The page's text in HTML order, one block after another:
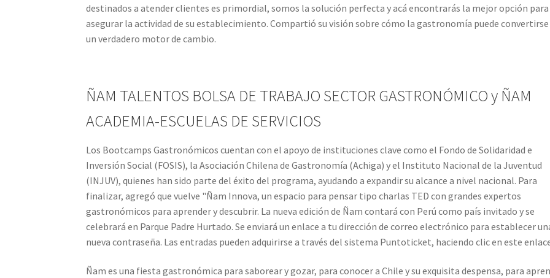
destinados a atender clientes es primordial, somos la solución perfecta y acá encontrarás la mejor opción para
asegurar la actividad de su establecimiento. Compartió su visión sobre cómo la gastronomía puede convertirse
un verdadero motor de cambio.
ÑAM TALENTOS BOLSA DE TRABAJO SECTOR GASTRONÓMICO y ÑAM
ACADEMIA-ESCUELAS DE SERVICIOS
Los Bootcamps Gastronómicos cuentan con el apoyo de instituciones clave como el Fondo de Solidaridad e
Inversión Social (FOSIS), la Asociación Chilena de Gastronomía (Achiga) y el Instituto Nacional de la Juventud
(INJUV), quienes han sido parte del éxito del programa, ayudando a expandir su alcance a nivel nacional. Para
finalizar, agregó que vuelve "Ñam Innova, un espacio para pensar tipo charlas TED con grandes expertos
gastronómicos para aprender y descubrir. La nueva edición de Ñam contará con Perú como país invitado y se
celebrará en Parque Padre Hurtado. Se enviará un enlace a tu dirección de correo electrónico para establecer
nueva contraseña. Las entradas pueden adquirirse a través del sistema Puntoticket, haciendo clic en este
Ñam es una fiesta gastronómica para saborear y gozar, para conocer a Chile y su exquisita despensa, para